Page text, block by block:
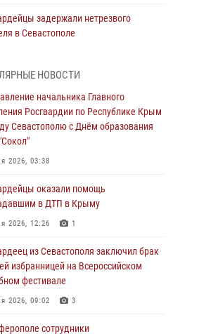
задержали нетрезвого
в Севастополе
в Севастополе дважды
крымчанина при попытке кражи
2026, 12:52
сотрудники Росгвардии
нетрезвого мужчину
в Крыму и Севастополе
ряд правонарушителей
росгвардейцы задержали
подозреваемого в совершении
НОВОСТИ
начальника Главного
Росгвардии по Республике Крым
Севастополю с Днём образования
2026, 03:38
оказали помощь
в ДТП в Крыму
2026, 12:26 1
из Севастополя заключил брак
избранницей на Всероссийском
фестивале
2026, 09:02 3
сотрудники